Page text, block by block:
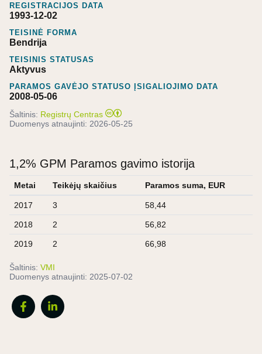
REGISTRACIJOS DATA
1993-12-02
TEISINĖ FORMA
Bendrija
TEISINIS STATUSAS
Aktyvus
PARAMOS GAVĖJO STATUSO ĮSIGALIOJIMO DATA
2008-05-06
Šaltinis: Registrų Centras
Duomenys atnaujinti: 2026-05-25
1,2% GPM Paramos gavimo istorija
Metai Teikėjų skaičius Paramos suma, EUR
2017 3 58,44
2018 2 56,82
2019 2 66,98
Šaltinis: VMI
Duomenys atnaujinti: 2025-07-02